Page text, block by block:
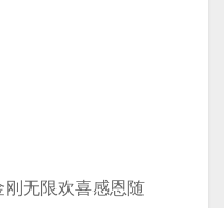
刚无限欢喜感恩随